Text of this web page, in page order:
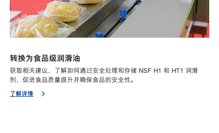
转换为食品级润滑油
获取相关建议，了解如何通过安全处理和存储 NSF H1 和 HT1 润滑
剂，促进食品质量提升并确保食品的安全性。
了解详情